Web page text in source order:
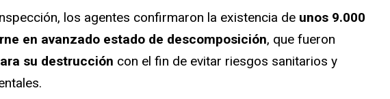
los agentes confirmaron la existencia de unos 9.000
en avanzado estado de descomposición, que fueron
su destrucción con el fin de evitar riesgos sanitarios y